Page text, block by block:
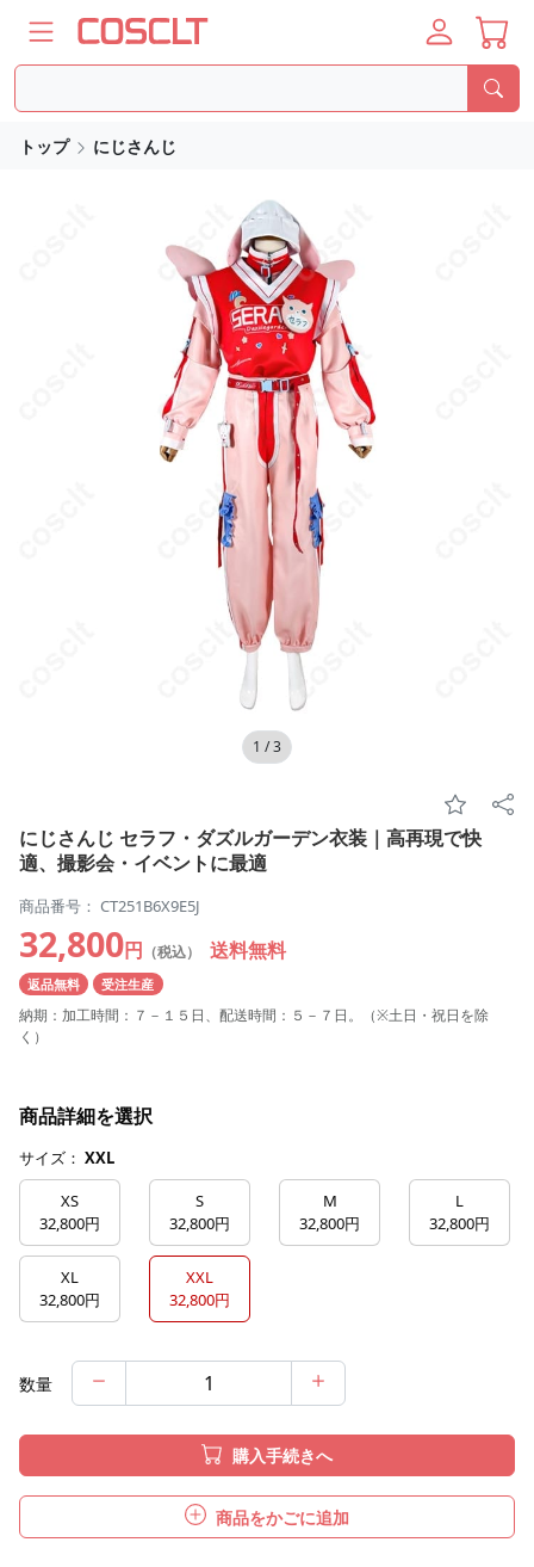
トップ にじさんじ
1 /3
にじさんじ セラフ・ダズルガーデン衣装｜高再現で快
適、撮影会・イベントに最適
商品番号： CT251B6X9E5J
32,800円 （税込） 送料無料
返品無料 受注生産
納期：加工時間：７－１５日、配送時間：５－７日。（※土日・祝日を除
く）
商品詳細を選択
サイズ： XXL
XS
32,800円
S
32,800円
M
32,800円
L
32,800円
XL
32,800円
XXL
32,800円
数量
購入手続きへ
商品をかごに追加